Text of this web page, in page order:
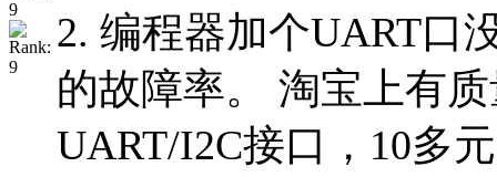
2. 编程器加个UART口
的故障率。 淘宝上有
UART/I2C接口，10多